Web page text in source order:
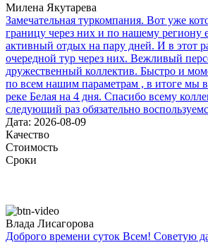
Милена Якутарева
Замечательная туркомпания. Вот уже
границу через них и по нашему региону
активный отдых на пару дней. И в этот
очередной тур через них. Вежливый
дружественный коллектив. Быстро и
по всем нашим параметрам , в итоге мы
реке Белая на 4 дня. Спасибо всему
следующий раз обязательно
Дата: 2026-08-09
Качество
Стоимость
Сроки
Влада Лисагорова
Доброго времени суток Всем! Советую